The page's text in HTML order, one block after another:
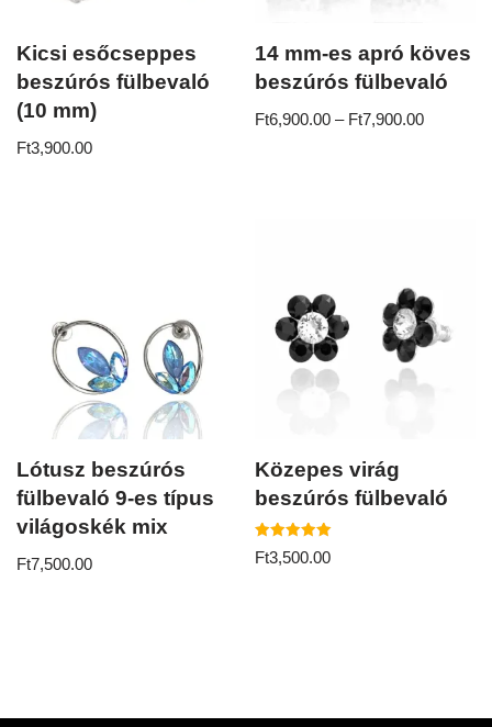
Kicsi esőcseppes
beszúrós fülbevaló
(10 mm)
Ft3,900.00
14 mm-es apró köves
beszúrós fülbevaló
Ft6,900.00 – Ft7,900.00
Lótusz beszúrós
fülbevaló 9-es típus
világoskék mix
Ft7,500.00
Közepes virág
beszúrós fülbevaló
Értékelés:
5.00
Ft3,500.00